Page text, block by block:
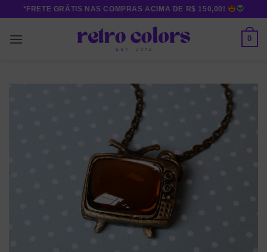
content
*FRETE GRÁTIS NAS COMPRAS ACIMA DE R$ 150,00!
0